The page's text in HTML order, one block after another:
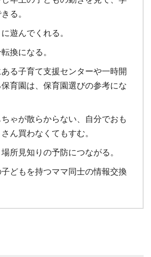
る。
遊んでくれる。
換になる。
る子育て支援センターや一時開
育園は、保育園選びの参考にな
ゃが散らからない、自分でおも
ん買わなくてもすむ。
所見知りの予防につながる。
どもを持つママ同士の情報交換